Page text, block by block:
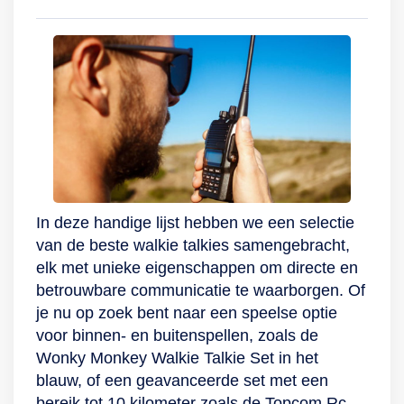
Walkie!
te sluiten. Mocht het
donkerder worden
dan zit er een
lampje op de Walkie
Talkie om bij te
schijnen. Ontdek het
gemak en bespaar
op je belkosten met
Wonky Monkey
Walkie!
verstaat. Door de 10
verschillende
oproeptonen zal er
voor iedereen een
leuke oproeptoon
tussen zitten. Er is
ook een
mogelijkheid om
een koptelefoon aan
te sluiten. Mocht het
donkerder worden
dan zit er een
lampje op de Walkie
Talkie om bij te
schijnen. Ontdek het
gemak en bespaar
In deze handige lijst hebben we een selectie
van de beste walkie talkies samengebracht,
elk met unieke eigenschappen om directe en
betrouwbare communicatie te waarborgen. Of
je nu op zoek bent naar een speelse optie
voor binnen- en buitenspellen, zoals de
Wonky Monkey Walkie Talkie Set in het
blauw, of een geavanceerde set met een